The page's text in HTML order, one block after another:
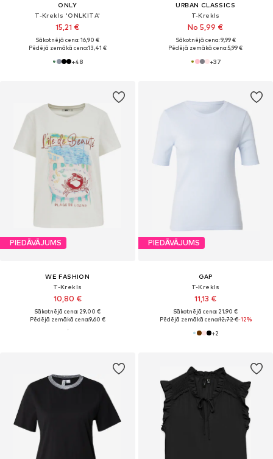
ONLY
T-Krekls 'ONLKITA'
15,21 €
Sākotnējā cena: 16,90 €
Pēdējā zemākā cena:13,41 €
+48
URBAN CLASSICS
T-Krekls
No 5,99 €
Sākotnējā cena: 9,99 €
Pēdējā zemākā cena:5,99 €
+37
PIEDĀVĀJUMS
WE FASHION
T-Krekls
10,80 €
Sākotnējā cena: 29,00 €
Pēdējā zemākā cena:9,60 €
PIEDĀVĀJUMS
GAP
T-Krekls
11,13 €
Sākotnējā cena: 21,90 €
Pēdējā zemākā cena:12,72 €-12%
+2